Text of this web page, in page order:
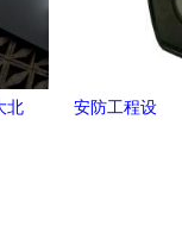
北
安防工程设